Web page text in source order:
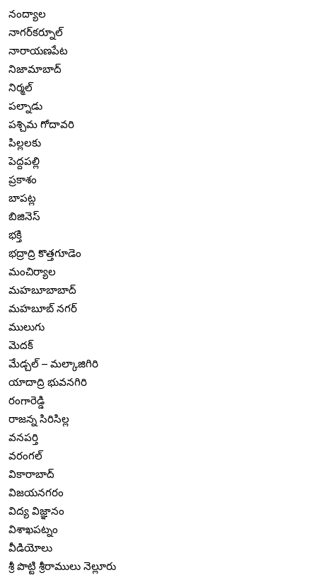
నంద్యాల
నాగర్‌కర్నూల్
నారాయణపేట
నిజామాబాద్
నిర్మల్
పల్నాడు
పశ్చిమ గోదావరి
పిల్లలకు
పెద్దపల్లి
ప్రకాశం
బాపట్ల
బిజినెస్
భక్తి
భద్రాద్రి కొత్తగూడెం
మంచిర్యాల
మహబూబాబాద్
మహబూబ్ నగర్
ములుగు
మెదక్
మేడ్చల్ – మల్కాజిగిరి
యాదాద్రి భువనగిరి
రంగారెడ్డి
రాజన్న సిరిసిల్ల
వనపర్తి
వరంగల్
వికారాబాద్
విజయనగరం
విద్య విజ్ఞానం
విశాఖపట్నం
వీడియోలు
శ్రీ పొట్టి శ్రీరాములు నెల్లూరు